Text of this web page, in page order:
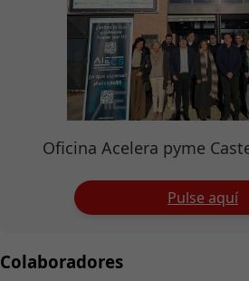
Oficina Acelera pyme
Pulse aquí
Colaboradores